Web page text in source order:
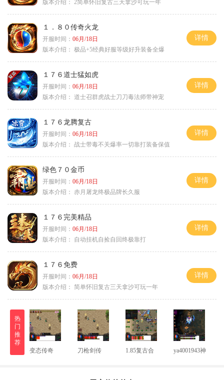
版本介绍： 2简单怀旧复古三天拿沙可玩一年
１．８０传奇火龙
开服时间： 06月/18日
版本介绍： 极品+5经典好服等级好升装备全爆
详情
１７６道士猛如虎
开服时间： 06月/18日
版本介绍： 道士召群虎战士刀刀毒法师带神宠
详情
１７６龙腾复古
开服时间： 06月/18日
版本介绍： 战士带毒不关爆率一切靠打装备保值
详情
绿色７０金币
开服时间： 06月/18日
版本介绍： 赤月屠龙终极品牌长久服
详情
１７６完美精品
开服时间： 06月/18日
版本介绍：
自动挂机自捡自回终极靠打
详情
１７６免费
开服时间： 06月/18日
版本介绍： 简单怀旧复古三天拿沙可玩一年
详情
热
门
推
荐
变态传奇
刀枪剑传 1.85复古合 ya4001943神